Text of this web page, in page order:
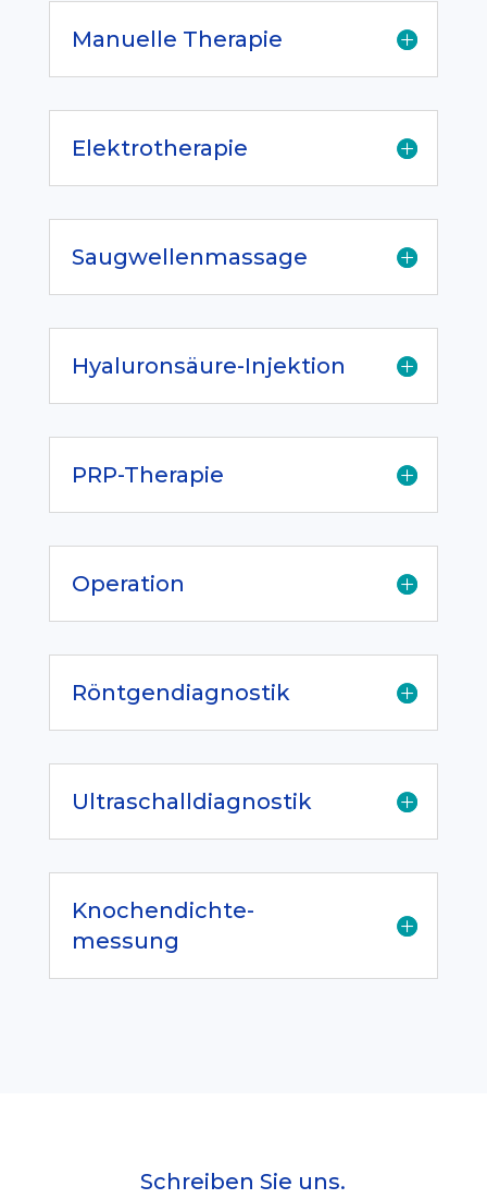
Manuelle Therapie
Elektrotherapie
Saugwellenmassage
Hyaluronsäure-Injektion
PRP-Therapie
Operation
Röntgendiagnostik
Ultraschalldiagnostik
Knochendichte-
messung
Schreiben Sie uns.